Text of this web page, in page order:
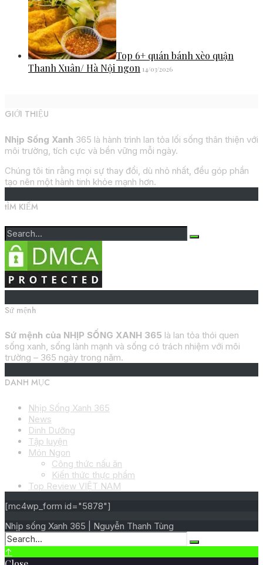
Top 6+ quán bánh xèo quận
Thanh Xuân/ Hà Nội ngon 14/03/2026
GIỚI THIỆU
Nhịp Sống Xanh 365 là hành trình lan tỏa lối sống thân thiện với
môi trường, tích cực và bền vững mỗi ngày.
Chúng tôi tin rằng mọi sự thay đổi, dù nhỏ nhất, đều góp phần
tạo nên một hành tinh khỏe mạnh hơn.
tÌM KIẾM
Sứ mệnh
Sứ mệnh của NHỊP SỐNG XANH 365 là lan tỏa thói quen
sống xanh, sống lành mạnh và sống có trách nhiệm với môi
trường – 365 ngày trong năm.
DANH MỤC
Nhịp Sống Xanh 365
News
Dinh Dưỡng
Tập luyện
Món Ngon
Công thức nấu ăn
Kiến thức thực phẩm
Top Review VIỆT NAM
[mc4wp_form id="5878"]
Nhịp sống Xanh 365 | Nguyễn Thanh Tùng
↑